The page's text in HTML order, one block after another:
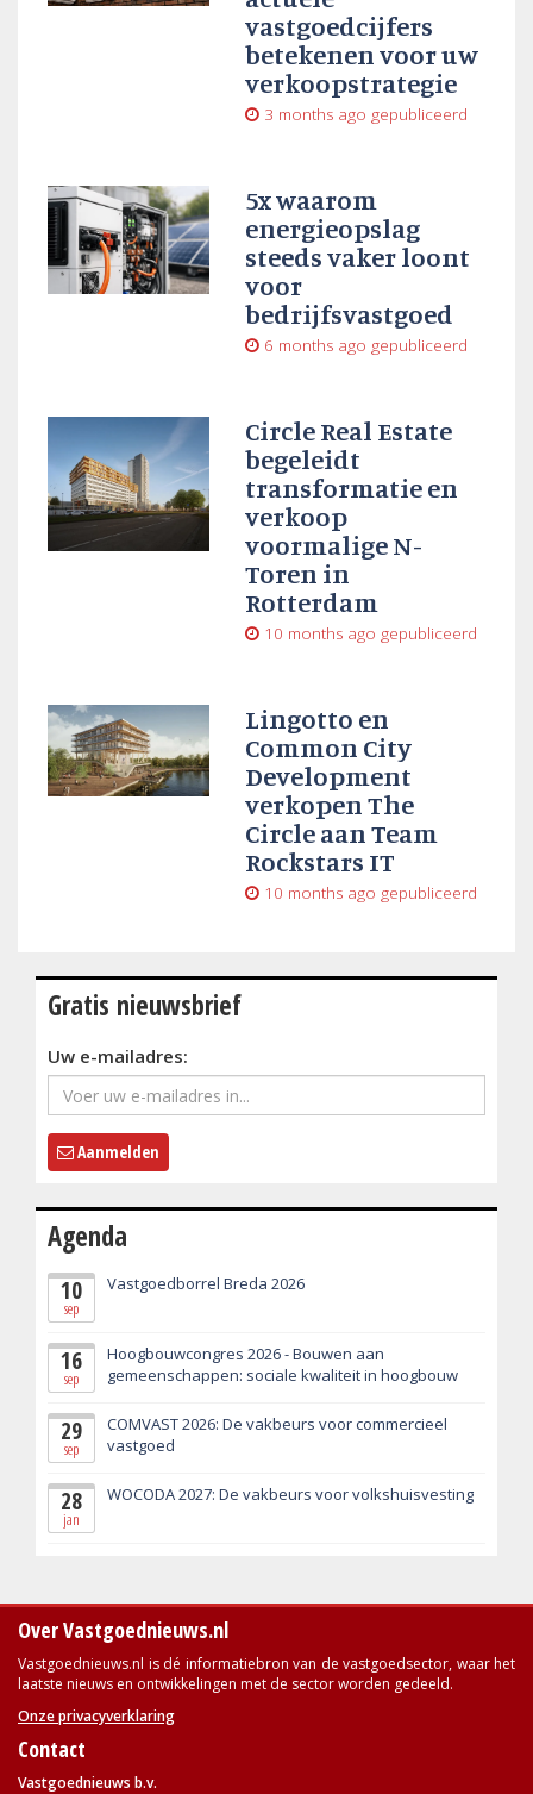
vastgoedcijfers
betekenen voor uw
verkoopstrategie
3 months ago gepubliceerd
5x waarom
energieopslag
steeds vaker loont
voor
bedrijfsvastgoed
6 months ago gepubliceerd
Circle Real Estate
begeleidt
transformatie en
verkoop
voormalige N-
Toren in
Rotterdam
10 months ago gepubliceerd
Lingotto en
Common City
Development
verkopen The
Circle aan Team
Rockstars IT
10 months ago gepubliceerd
Gratis nieuwsbrief
Uw e-mailadres:
Aanmelden
Agenda
10
sep
Vastgoedborrel Breda 2026
16
sep
Hoogbouwcongres 2026 - Bouwen aan
gemeenschappen: sociale kwaliteit in hoogbouw
29
sep
COMVAST 2026: De vakbeurs voor commercieel
vastgoed
28
jan
WOCODA 2027: De vakbeurs voor volkshuisvesting
Over Vastgoednieuws.nl
Vastgoednieuws.nl is dé informatiebron van de vastgoedsector, waar het
laatste nieuws en ontwikkelingen met de sector worden gedeeld.
Onze privacyverklaring
Contact
Vastgoednieuws b.v.